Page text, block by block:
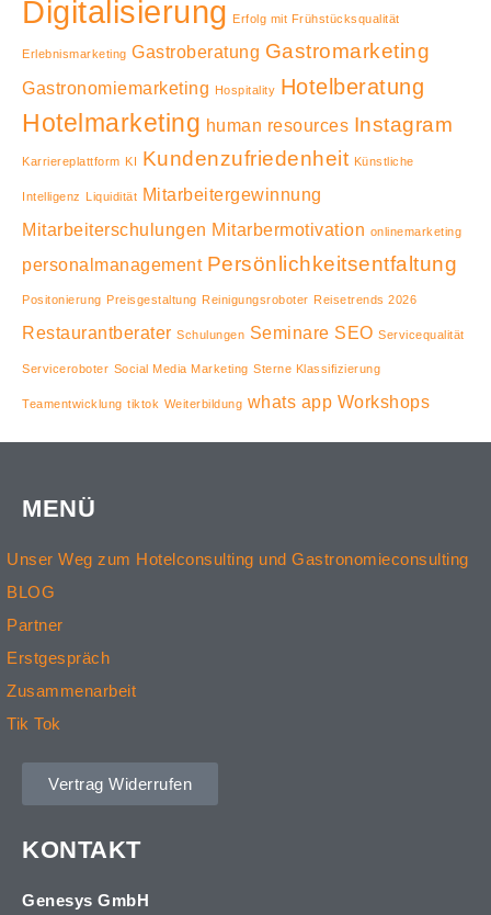
Digitalisierung Erfolg mit Frühstücksqualität
Erlebnismarketing Gastroberatung Gastromarketing
Gastronomiemarketing Hospitality Hotelberatung
Hotelmarketing human resources Instagram
Karriereplattform KI Kundenzufriedenheit Künstliche
Intelligenz Liquidität Mitarbeitergewinnung
Mitarbeiterschulungen Mitarbermotivation onlinemarketing
personalmanagement Persönlichkeitsentfaltung
Positonierung Preisgestaltung Reinigungsroboter Reisetrends 2026
Restaurantberater Schulungen Seminare SEO Servicequalität
Serviceroboter Social Media Marketing Sterne Klassifizierung
Teamentwicklung tiktok Weiterbildung whats app Workshops
MENÜ
Unser Weg zum Hotelconsulting und Gastronomieconsulting
BLOG
Partner
Erstgespräch
Zusammenarbeit
Tik Tok
Vertrag Widerrufen
KONTAKT
Genesys GmbH